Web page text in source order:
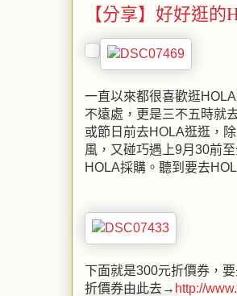
【分享】好好逛
一直以來都很喜歡逛
不遠處，更是三不五時就
或節日前去HOLA逛逛，
風，又碰巧遇上9月30前
HOLA採購。聽到要去
下面就是300元折價券，
折價券由此去→ http://